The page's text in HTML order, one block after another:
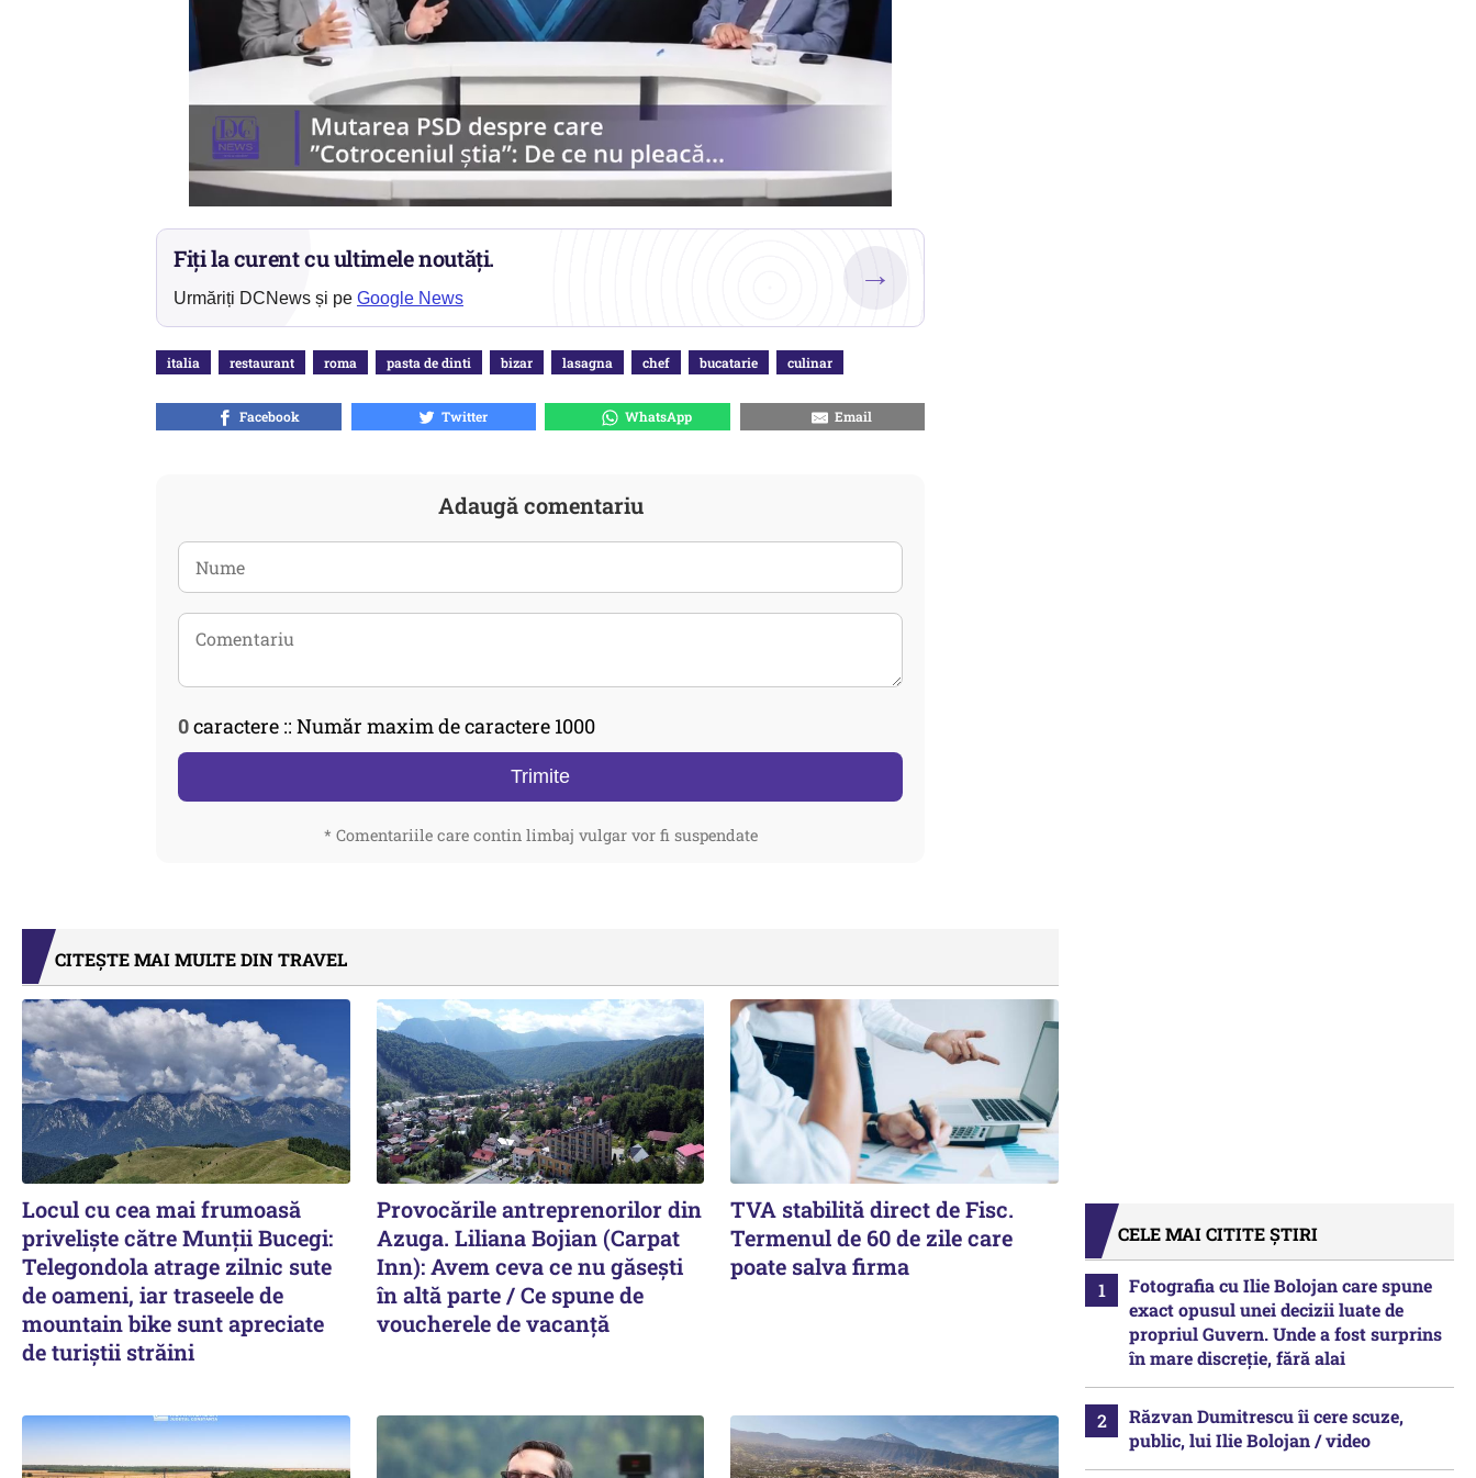
Fiți la curent cu ultimele noutăți.
Urmăriți DCNews și pe Google News
→
italia restaurant roma pasta de dinti bizar lasagna chef bucatarie culinar
Facebook Twitter WhatsApp Email
Adaugă comentariu
0caractere :: Număr maxim de caractere 1000
Trimite
* Comentariile care contin limbaj vulgar vor fi suspendate
CITEȘTE MAI MULTE DIN TRAVEL
Locul cu cea mai frumoasă
priveliște către Munții Bucegi:
Telegondola atrage zilnic sute
de oameni, iar traseele de
mountain bike sunt apreciate
de turiștii străini
Provocările antreprenorilor din
Azuga. Liliana Bojian (Carpat
Inn): Avem ceva ce nu găsești
în altă parte / Ce spune de
voucherele de vacanță
TVA stabilită direct de Fisc.
Termenul de 60 de zile care
poate salva firma
CELE MAI CITITE ȘTIRI
Fotografia cu Ilie Bolojan care spune
exact opusul unei decizii luate de
propriul Guvern. Unde a fost surprins
în mare discreție, fără alai
Răzvan Dumitrescu îi cere scuze,
public, lui Ilie Bolojan / video